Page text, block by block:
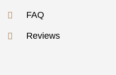
FAQ
Reviews